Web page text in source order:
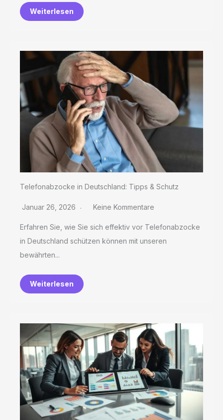
Weiterlesen
Telefonabzocke in Deutschland: Tipps & Schutz
Januar 26, 2026 Keine Kommentare
Erfahren Sie, wie Sie sich effektiv vor Telefonabzocke
in Deutschland schützen können mit unseren
bewährten...
Weiterlesen